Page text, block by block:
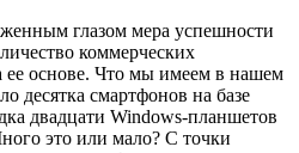
глазом мера успешности
коммерческих
основе. Что мы имеем в нашем
десятка смартфонов на базе
двадцати Windows-планшетов
это или мало? С точки